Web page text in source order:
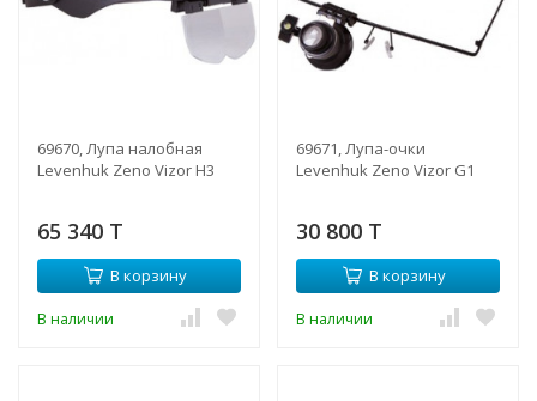
69670, Лупа налобная
Levenhuk Zeno Vizor H3
65 340 T
В корзину
В наличии
69671, Лупа-очки
Levenhuk Zeno Vizor G1
30 800 T
В корзину
В наличии